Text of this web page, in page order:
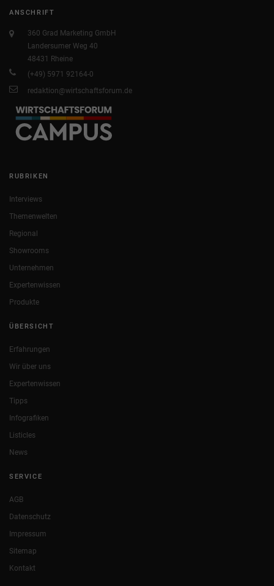
ANSCHRIFT
360 Grad Marketing GmbH
Landersumer Weg 40
48431 Rheine
(+49) 5971 92164-0
redaktion@wirtschaftsforum.de
RUBRIKEN
Interviews
Themenwelten
Regional
Showrooms
Unternehmen
Expertenwissen
Produkte
ÜBERSICHT
Erfahrungen
Wir über uns
Expertenwissen
Tipps
Infografiken
Listicles
News
SERVICE
AGB
Datenschutz
Impressum
Sitemap
Kontakt